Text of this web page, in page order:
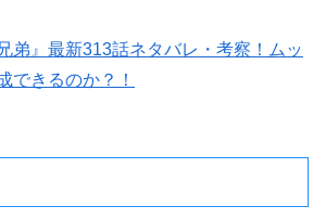
弟』最新313話ネタバレ・考察！ムッ
できるのか？！